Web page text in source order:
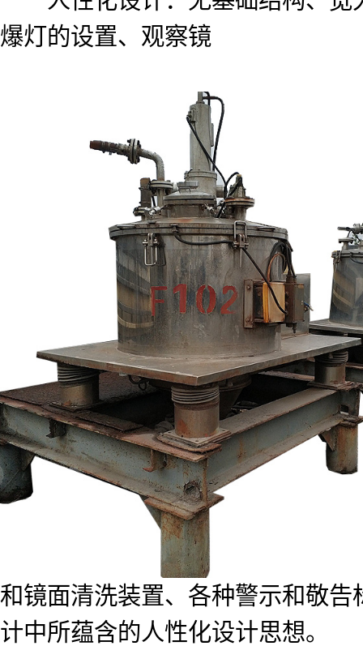
爆灯的设置、观察镜
和镜面清洗装置、各种警示和敬
计中所蕴含的人性化设计思想。